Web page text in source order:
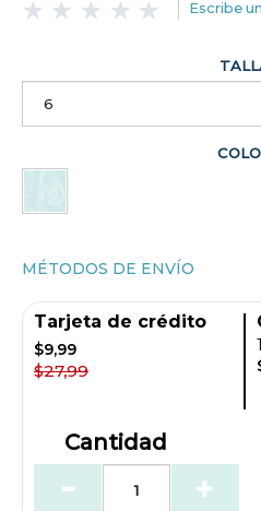
Escribe
MÉTODOS DE ENVÍO
Tarjeta de crédito
$9,99
$27,99
Cantidad